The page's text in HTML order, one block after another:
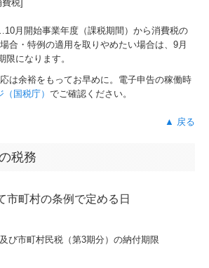
税]
10月開始事業年度（課税期間）から消費税の
合・特例の適用を取りやめたい場合は、9月
限になります。
は余裕をもってお早めに。電子申告の稼働時
国税庁） でご確認ください。
▲ 戻る
税務
市町村の条例で定める日
び市町村民税（第3期分）の納付期限